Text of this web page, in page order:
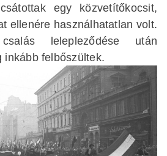
egy közvetítőkocsit,
ellenére használhatatlan volt.
lelepleződése után
inkább felbőszültek.